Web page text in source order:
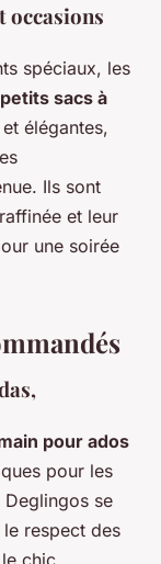
occasions
spéciaux, les
petits sacs à
élégantes,
Ils sont
et leur
une soirée
pour ados
pour les
Deglingos se
respect des
chic